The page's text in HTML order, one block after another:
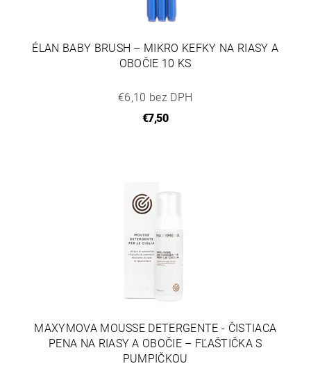
ÉLAN BABY BRUSH – MIKRO KEFKY NA RIASY A
OBOČIE 10 KS
€6,10 bez DPH
€7,50
MAXYMOVA MOUSSE DETERGENTE - ČISTIACA
PENA NA RIASY A OBOČIE – FĽAŠTIČKA S
PUMPIČKOU